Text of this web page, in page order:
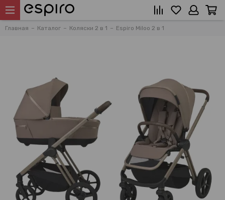
Главная Каталог Коляски 2 в 1 Espiro Miloo 2 в 1